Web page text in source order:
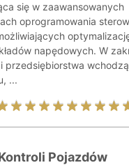
się w zaawansowanych
oprogramowania
napędowych. W
przedsiębiorstwa wchodzą
...
Pojazdów